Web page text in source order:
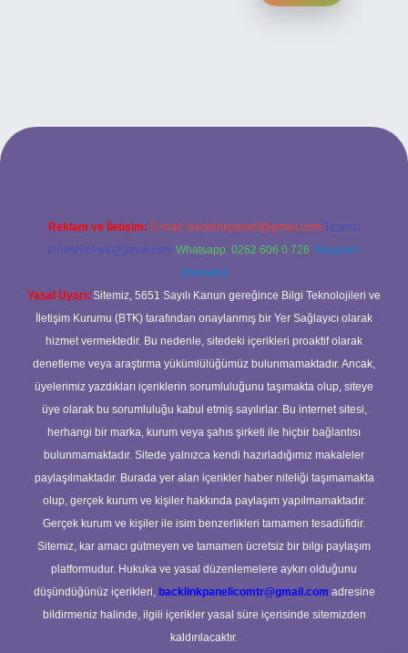
yeni giriş adresi
Reklam ve İletişim: E-mail: backlinkpaneli@gmail.com Teams:
forumhizmeti@gmail.com Whatsapp: 0262 606 0 726 Telegram:
@karabul
Yasal Uyarı: Sitemiz, 5651 Sayılı Kanun gereğince Bilgi Teknolojileri ve
İletişim Kurumu (BTK) tarafından onaylanmış bir Yer Sağlayıcı olarak
hizmet vermektedir. Bu nedenle, sitedeki içerikleri proaktif olarak
denetleme veya araştırma yükümlülüğümüz bulunmamaktadır. Ancak,
üyelerimiz yazdıkları içeriklerin sorumluluğunu taşımakta olup, siteye
üye olarak bu sorumluluğu kabul etmiş sayılırlar. Bu internet sitesi,
herhangi bir marka, kurum veya şahıs şirketi ile hiçbir bağlantısı
bulunmamaktadır. Sitede yalnızca kendi hazırladığımız makaleler
paylaşılmaktadır. Burada yer alan içerikler haber niteliği taşımamakta
olup, gerçek kurum ve kişiler hakkında paylaşım yapılmamaktadır.
Gerçek kurum ve kişiler ile isim benzerlikleri tamamen tesadüfidir.
Sitemiz, kar amacı gütmeyen ve tamamen ücretsiz bir bilgi paylaşım
platformudur. Hukuka ve yasal düzenlemelere aykırı olduğunu
düşündüğünüz içerikleri, backlinkpanelicomtr@gmail.com adresine
bildirmeniz halinde, ilgili içerikler yasal süre içerisinde sitemizden
kaldırılacaktır.